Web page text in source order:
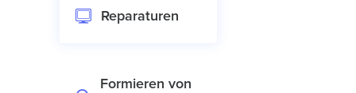
Reparaturen
Formieren von